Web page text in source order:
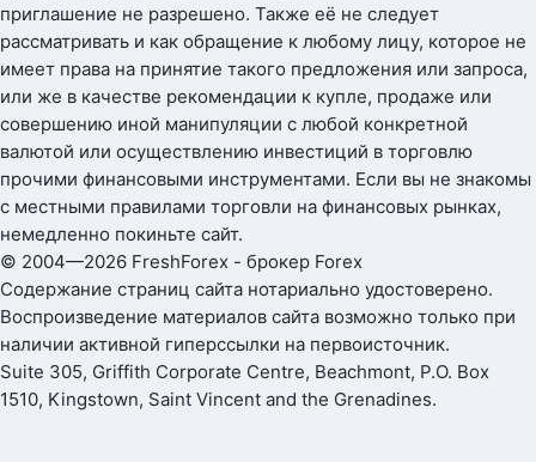
приглашение не разрешено. Также её не следует
рассматривать и как обращение к любому лицу, которое не
имеет права на принятие такого предложения или запроса,
или же в качестве рекомендации к купле, продаже или
совершению иной манипуляции с любой конкретной
валютой или осуществлению инвестиций в торговлю
прочими финансовыми инструментами. Если вы не знакомы
с местными правилами торговли на финансовых рынках,
немедленно покиньте сайт.
© 2004—2026 FreshForex - брокер Forex
Содержание страниц сайта нотариально удостоверено.
Воспроизведение материалов сайта возможно только при
наличии активной гиперссылки на первоисточник.
Suite 305, Griffith Corporate Centre, Beachmont, P.O. Box
1510, Kingstown, Saint Vincent and the Grenadines.